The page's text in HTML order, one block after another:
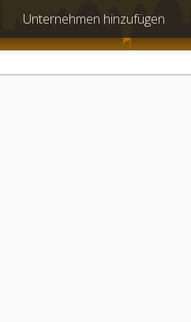
Unternehmen hinzufügen